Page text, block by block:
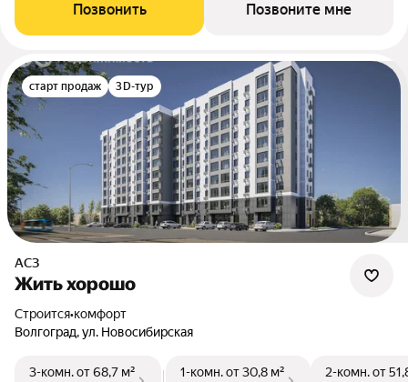
Позвонить Позвоните мне
старт продаж 3D-тур
АСЗ
Жить хорошо
Строится•комфорт
Волгоград, ул. Новосибирская
3-комн.от 68,7 м²
1-комн.от 30,8 м²
2-комн.от